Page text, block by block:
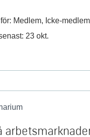
Medlem, Icke-medlem
23 okt.